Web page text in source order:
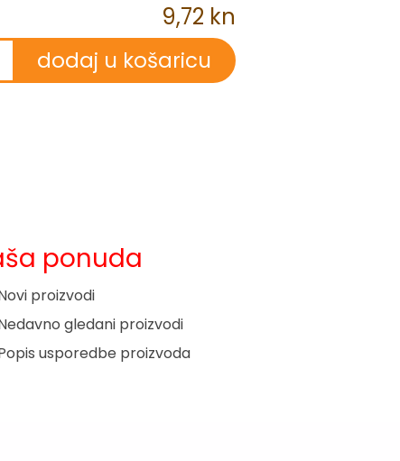
9,72 kn
ponuda
proizvodi
gledani proizvodi
usporedbe proizvoda